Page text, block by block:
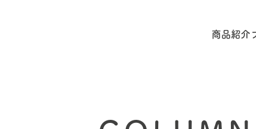
商品紹介